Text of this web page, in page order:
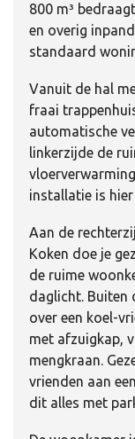
800 m³
en overig
standaard
Vanuit de hal
fraai
automatische
linkerzijde de
installatie is
Aan de
Koken doe je
de ruime
daglicht. Buiten
over een koel-
met afzuigkap,
mengkraan.
vrienden aan
dit alles met